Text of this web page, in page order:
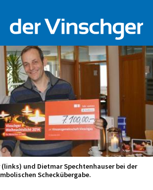
(links) und Dietmar Spechtenhauser bei der
Scheckübergabe.